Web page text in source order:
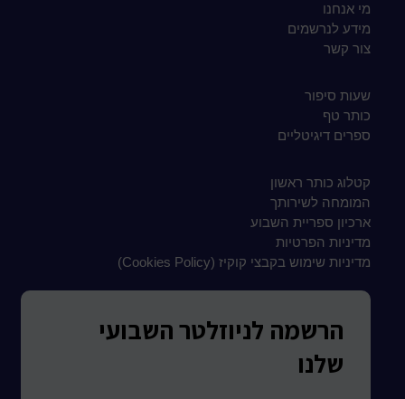
מי אנחנו
מידע לנרשמים
צור קשר
שעות סיפור
כותר טף
ספרים דיגיטליים
קטלוג כותר ראשון
המומחה לשירותך
ארכיון ספריית השבוע
מדיניות הפרטיות
מדיניות שימוש בקבצי קוקיז (Cookies Policy)